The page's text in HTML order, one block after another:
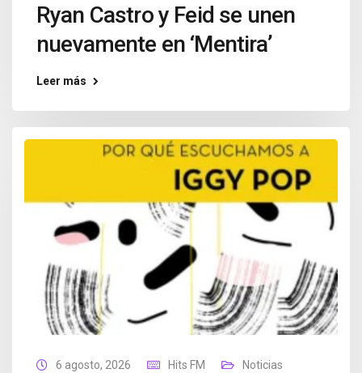
Ryan Castro y Feid se unen
nuevamente en ‘Mentira’
Leer más
6 agosto, 2026 Hits FM Noticias